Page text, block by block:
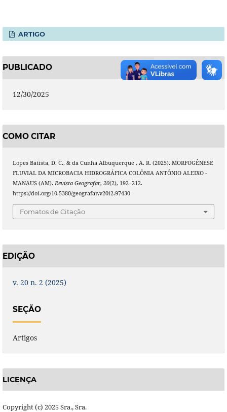
ARTIGO
PUBLICADO
12/30/2025
COMO CITAR
Lopes Batista, D. C., & da Cunha Albuquerque , A. R. (2025). MORFOGÊNESE
FLUVIAL DA MICROBACIA HIDROGRÁFICA COLÔNIA ANTÔNIO ALEIXO -
MANAUS (AM). Revista Geografar, 20(2), 192–212.
https://doi.org/10.5380/geografar.v20i2.97430
Fomatos de Citação
EDIÇÃO
v. 20 n. 2 (2025)
SEÇÃO
Artigos
LICENÇA
Copyright (c) 2025 Sra., Sra.